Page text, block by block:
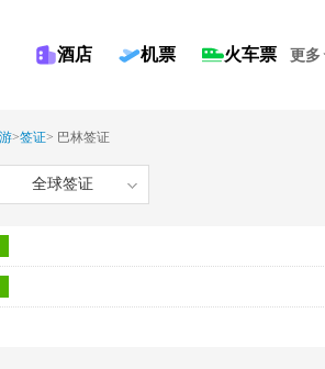
酒店 机票 火车票 更多
>签证> 巴林签证
全球签证